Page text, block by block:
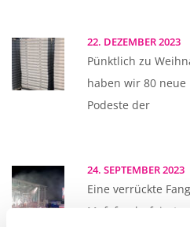
22. DEZEMBER 2023
Pünktlich zu
haben wir 80 neue
Podeste der
24. SEPTEMBER 2023
Eine verrückte
Mofafreaks feierte